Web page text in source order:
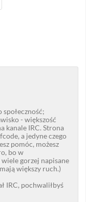
społeczność;
- większość
kanale IRC. Strona
a jedyne czego
pomóc, możesz
bo w
gorzej napisane
większy ruch.)
IRC, pochwaliłbyś